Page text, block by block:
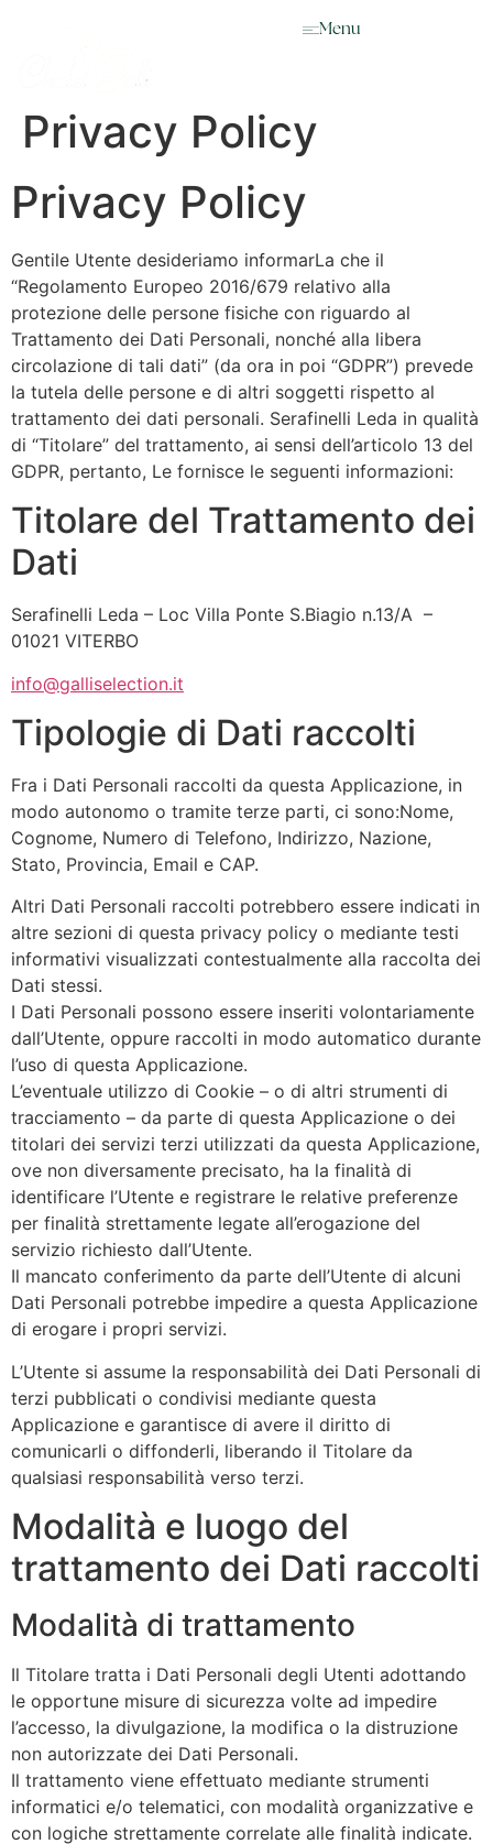
Menu
Privacy Policy
Privacy Policy
Gentile Utente desideriamo informarLa che il
“Regolamento Europeo 2016/679 relativo alla
protezione delle persone fisiche con riguardo al
Trattamento dei Dati Personali, nonché alla libera
circolazione di tali dati” (da ora in poi “GDPR”) prevede
la tutela delle persone e di altri soggetti rispetto al
trattamento dei dati personali. Serafinelli Leda in qualità
di “Titolare” del trattamento, ai sensi dell’articolo 13 del
GDPR, pertanto, Le fornisce le seguenti informazioni:
Titolare del Trattamento dei
Dati
Serafinelli Leda – Loc Villa Ponte S.Biagio n.13/A –
01021 VITERBO
info@galliselection.it
Tipologie di Dati raccolti
Fra i Dati Personali raccolti da questa Applicazione, in
modo autonomo o tramite terze parti, ci sono:Nome,
Cognome, Numero di Telefono, Indirizzo, Nazione,
Stato, Provincia, Email e CAP.
Altri Dati Personali raccolti potrebbero essere indicati in
altre sezioni di questa privacy policy o mediante testi
informativi visualizzati contestualmente alla raccolta dei
Dati stessi.
I Dati Personali possono essere inseriti volontariamente
dall’Utente, oppure raccolti in modo automatico durante
l’uso di questa Applicazione.
L’eventuale utilizzo di Cookie – o di altri strumenti di
tracciamento – da parte di questa Applicazione o dei
titolari dei servizi terzi utilizzati da questa Applicazione,
ove non diversamente precisato, ha la finalità di
identificare l’Utente e registrare le relative preferenze
per finalità strettamente legate all’erogazione del
servizio richiesto dall’Utente.
Il mancato conferimento da parte dell’Utente di alcuni
Dati Personali potrebbe impedire a questa Applicazione
di erogare i propri servizi.
L’Utente si assume la responsabilità dei Dati Personali di
terzi pubblicati o condivisi mediante questa
Applicazione e garantisce di avere il diritto di
comunicarli o diffonderli, liberando il Titolare da
qualsiasi responsabilità verso terzi.
Modalità e luogo del
trattamento dei Dati raccolti
Modalità di trattamento
Il Titolare tratta i Dati Personali degli Utenti adottando
le opportune misure di sicurezza volte ad impedire
l’accesso, la divulgazione, la modifica o la distruzione
non autorizzate dei Dati Personali.
Il trattamento viene effettuato mediante strumenti
informatici e/o telematici, con modalità organizzative e
con logiche strettamente correlate alle finalità indicate.